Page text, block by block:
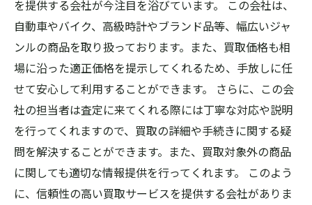
を提供する会社が今注目を浴びています。 この会社は、
自動車やバイク、高級時計やブランド品等、幅広いジャ
ンルの商品を取り扱っております。また、買取価格も相
場に沿った適正価格を提示してくれるため、手放しに任
せて安心して利用することができます。 さらに、この会
社の担当者は査定に来てくれる際には丁寧な対応や説明
を行ってくれますので、買取の詳細や手続きに関する疑
問を解決することができます。また、買取対象外の商品
に関しても適切な情報提供を行ってくれます。 このよう
に、信頼性の高い買取サービスを提供する会社がありま